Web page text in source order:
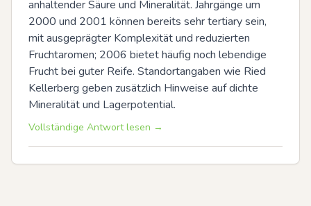
anhaltender Säure und Mineralität. Jahrgänge um
2000 und 2001 können bereits sehr tertiary sein,
mit ausgeprägter Komplexität und reduzierten
Fruchtaromen; 2006 bietet häufig noch lebendige
Frucht bei guter Reife. Standortangaben wie Ried
Kellerberg geben zusätzlich Hinweise auf dichte
Mineralität und Lagerpotential.
Vollständige Antwort lesen →